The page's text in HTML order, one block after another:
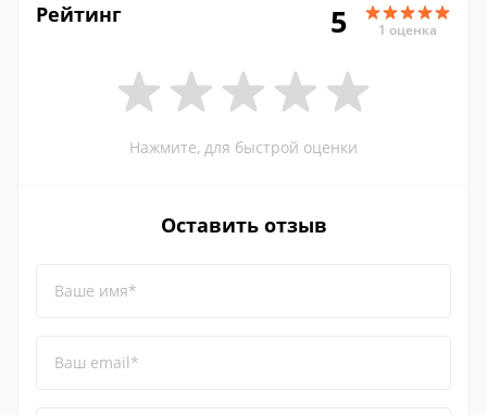
Рейтинг 5 1 оценка
Нажмите, для быстрой оценки
Оставить отзыв
Ваше имя*
Ваш email*